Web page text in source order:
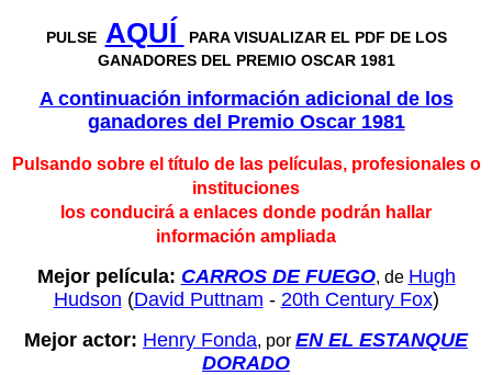
PULSE AQUÍ
PARA VISUALIZAR EL PDF DE LOS
GANADORES DEL PREMIO OSCAR 1981
A continuación información adicional de los
ganadores del Premio Oscar 1981
Pulsando sobre el título de las películas, profesionales o
instituciones
los conducirá a enlaces donde podrán hallar
información ampliada
Mejor película: CARROS DE FUEGO, de Hugh
Hudson (David Puttnam - 20th Century Fox)
Mejor actor: Henry Fonda, por EN EL ESTANQUE
DORADO